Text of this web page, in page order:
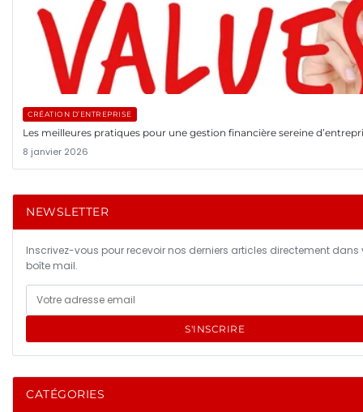
CRÉATION D’ENTREPRISE
Les meilleures pratiques pour une gestion financière sereine
8 janvier 2026
NEWSLETTER
Inscrivez-vous pour recevoir nos derniers articles directement dans
boîte mail.
S'INSCRIRE
CATÉGORIES